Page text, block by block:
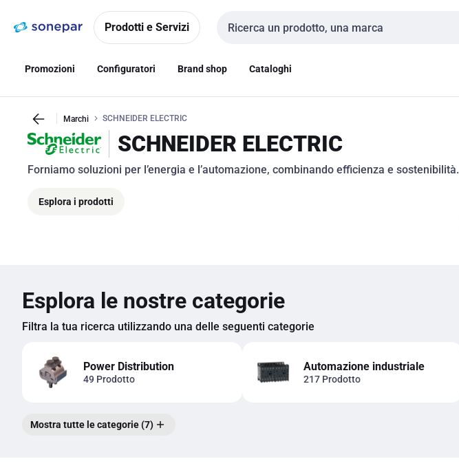
navigazionealla
Prodotti e Servizi
Cerca input
Promozioni Configuratori Brand shop Cataloghi
Marchi SCHNEIDER ELECTRIC
SCHNEIDER ELECTRIC
Forniamo soluzioni per l’energia e l’automazione, combinando efficienza e sostenibilità.
Esplora i prodotti
Esplora le nostre categorie
Filtra la tua ricerca utilizzando una delle seguenti categorie
Power Distribution
49 Prodotto
Automazione industriale
217 Prodotto
Mostra tutte le categorie (7)